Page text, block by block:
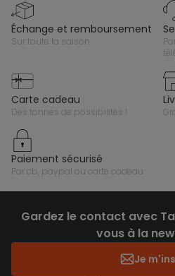
échange et remboursement
sur toute la saison
par whatsapp, e-mail ou
carte cadeau
des tonnes de possibilités !
paiement sécurisé
par cb, paypal ou carte cadeau
Gardez le contact avec
vous à la
Je